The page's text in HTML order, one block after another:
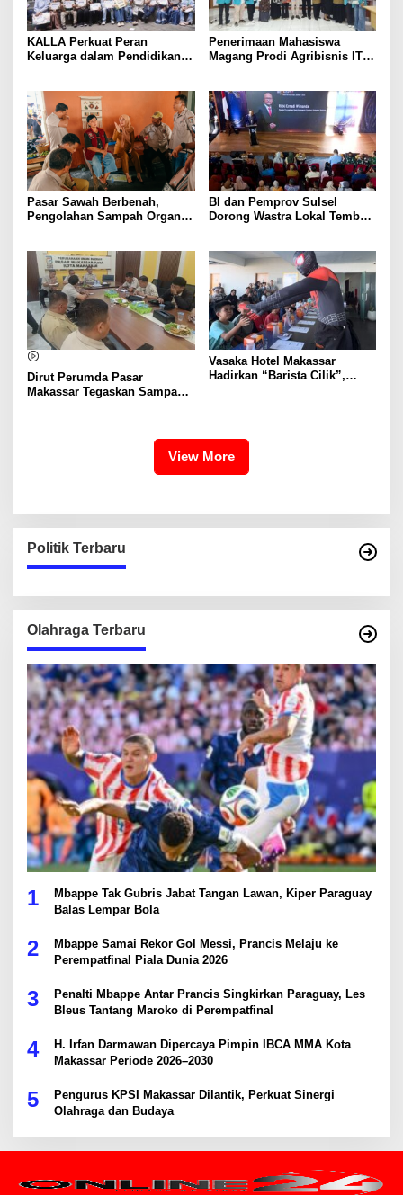
KALLA Perkuat Peran
Keluarga dalam Pendidikan
Penerimaan Mahasiswa
Magang Prodi Agribisnis ITP
Program MBKM
Pasar Sawah Berbenah,
Pengolahan Sampah Organik
BI dan Pemprov Sulsel
Dorong Wastra Lokal Tembus
Dirut Perumda Pasar
Makassar Tegaskan Sampah
Vasaka Hotel Makassar
Hadirkan “Barista Cilik”,
View More
Politik Terbaru
Olahraga Terbaru
1
Mbappe Tak Gubris Jabat Tangan Lawan, Kiper Paraguay
Balas Lempar Bola
2
Mbappe Samai Rekor Gol Messi, Prancis Melaju ke
Perempatfinal Piala Dunia 2026
3
Penalti Mbappe Antar Prancis Singkirkan Paraguay, Les
Bleus Tantang Maroko di Perempatfinal
4
H. Irfan Darmawan Dipercaya Pimpin IBCA MMA Kota
Makassar Periode 2026–2030
5
Pengurus KPSI Makassar Dilantik, Perkuat Sinergi
Olahraga dan Budaya